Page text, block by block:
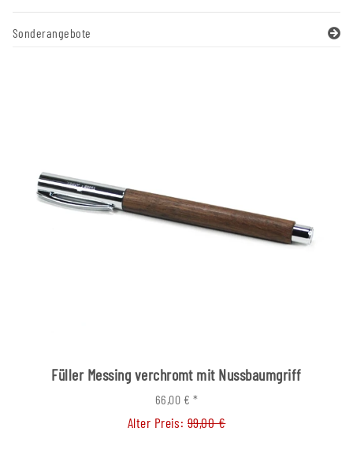
Sonderangebote
Füller Messing verchromt mit Nussbaumgriff
66,00 € *
Alter Preis: 99,00 €